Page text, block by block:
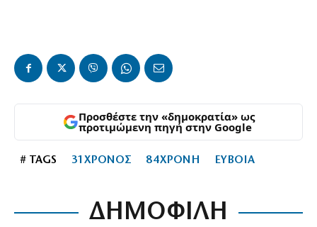
Προσθέστε την «δημοκρατία» ως
προτιμώμενη πηγή στην Google
# TAGS 31ΧΡΟΝΟΣ 84ΧΡΟΝΗ ΕΥΒΟΙΑ
ΔΗΜΟΦΙΛΗ